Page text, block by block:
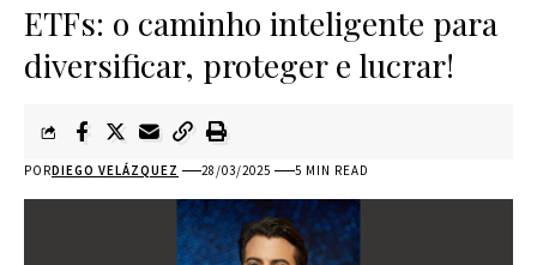
ETFs: o caminho inteligente para
diversificar, proteger e lucrar!
PORDIEGO VELÁZQUEZ 28/03/2025 5 MIN READ